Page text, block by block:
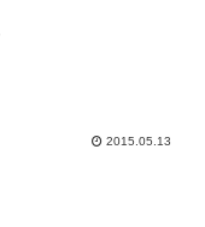
2015.05.13